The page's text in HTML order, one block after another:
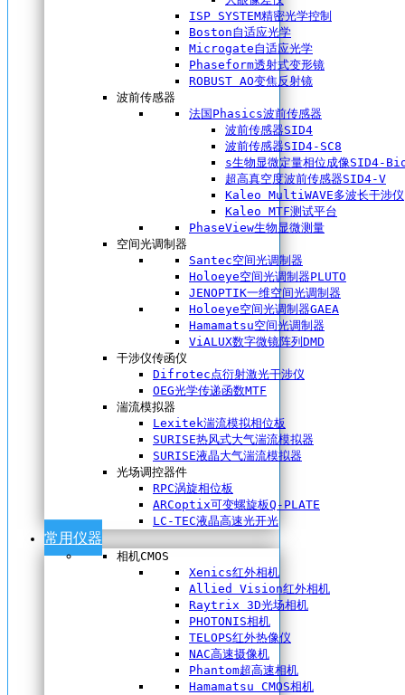
ISP SYSTEM精密光学控制
Boston自适应光学
Microgate自适应光学
Phaseform透射式变形镜
ROBUST AO变焦反射镜
波前传感器
法国Phasics波前传感器
波前传感器SID4
波前传感器SID4-SC8
s生物显微定量相位成像SID4-
超高真空度波前传感器SID4-V
Kaleo MultiWAVE多波长干涉仪
Kaleo MTF测试平台
PhaseView生物显微测量
空间光调制器
Santec空间光调制器
Holoeye空间光调制器PLUTO
JENOPTIK一维空间光调制器
Holoeye空间光调制器GAEA
Hamamatsu空间光调制器
ViALUX数字微镜阵列DMD
干涉仪传函仪
Difrotec点衍射激光干涉仪
OEG光学传递函数MTF
湍流模拟器
Lexitek湍流模拟相位板
SURISE热风式大气湍流模拟器
SURISE液晶大气湍流模拟器
光场调控器件
RPC涡旋相位板
ARCoptix可变螺旋板Q-PLATE
LC-TEC液晶高速光开光
常用仪器
相机CMOS
Xenics红外相机
Allied Vision红外相机
Raytrix 3D光场相机
PHOTONIS相机
TELOPS红外热像仪
NAC高速摄像机
Phantom超高速相机
Hamamatsu CMOS相机